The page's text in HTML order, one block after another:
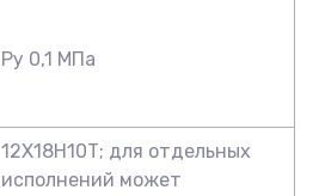
Ру 0,1 МПа
12Х18Н10Т; для отдельных
исполнений может